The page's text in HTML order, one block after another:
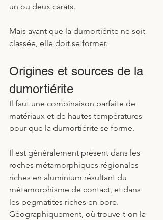
un ou deux carats.
Mais avant que la dumortiérite ne soit
classée, elle doit se former.
Origines et sources de la
dumortiérite
Il faut une combinaison parfaite de
matériaux et de hautes températures
pour que la dumortiérite se forme.
Il est généralement présent dans les
roches métamorphiques régionales
riches en aluminium résultant du
métamorphisme de contact, et dans
les pegmatites riches en bore.
Géographiquement, où trouve-t-on la